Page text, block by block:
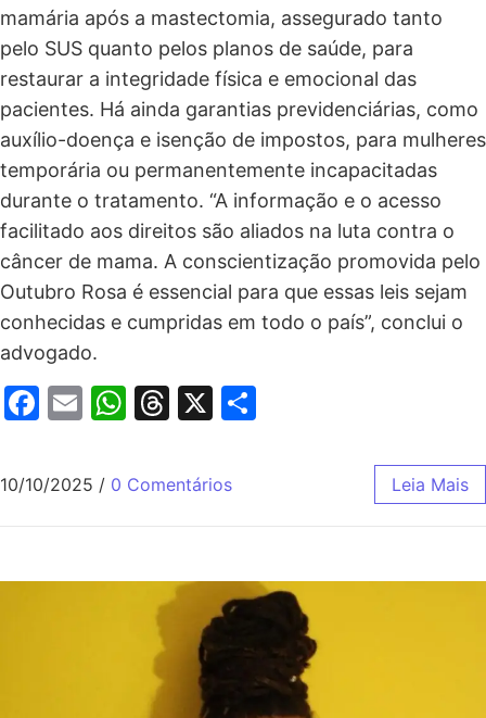
mamária após a mastectomia, assegurado tanto
pelo SUS quanto pelos planos de saúde, para
restaurar a integridade física e emocional das
pacientes. Há ainda garantias previdenciárias, como
auxílio-doença e isenção de impostos, para mulheres
temporária ou permanentemente incapacitadas
durante o tratamento. “A informação e o acesso
facilitado aos direitos são aliados na luta contra o
câncer de mama. A conscientização promovida pelo
Outubro Rosa é essencial para que essas leis sejam
conhecidas e cumpridas em todo o país”, conclui o
advogado.
Facebook
EmailWhatsApp
Threads
X
10/10/2025 / 0 Comentários Leia Mais